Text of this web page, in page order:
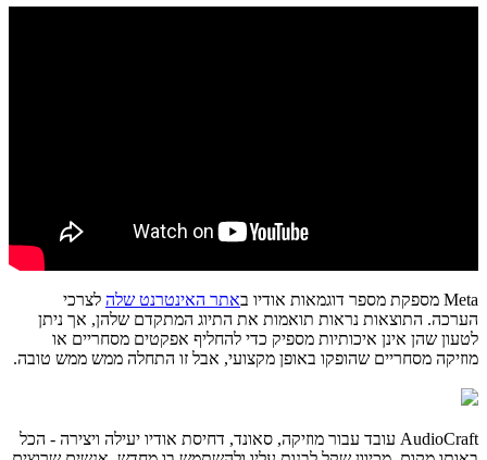
Meta מספקת מספר דוגמאות אודיו ב אתר האינטרנט שלה לצרכי
הערכה. התוצאות נראות תואמות את התיוג המתקדם שלהן, אך ניתן
לטעון שהן אינן איכותיות מספיק כדי להחליף אפקטים מסחריים או
מוזיקה מסחריים שהופקו באופן מקצועי, אבל זו התחלה ממש ממש טובה.
AudioCraft עובד עבור מוזיקה, סאונד, דחיסת אודיו יעילה ויצירה - הכל